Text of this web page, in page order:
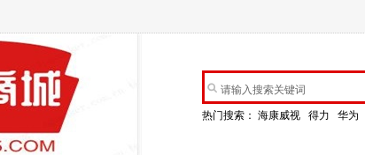
热门搜索： 海康威视 得力 华为